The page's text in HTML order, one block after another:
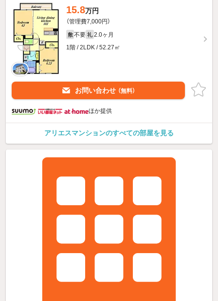
15.8万円
（管理費7,000円）
敷 不要 礼 2.0ヶ月
1階 / 2LDK / 52.27㎡
お問い合わせ （無料）
ほか提供
アリエスマンションのすべての部屋を見る